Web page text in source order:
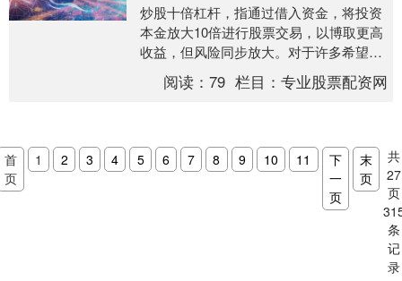
炒股十倍杠杆，指通过借入资金，将投资
本金放大10倍进行股票交易，以博取更高
收益，但风险同步放大。对于许多希望在
股市中快速积累财富的投资者来说，十倍
杠杆听起来极具....
阅读：79 栏目：专业股票配资网
首
页
1 2 3 4 5 6 7 8 9 10 11
下
一
页
末
页
共
27
页
条
记
录